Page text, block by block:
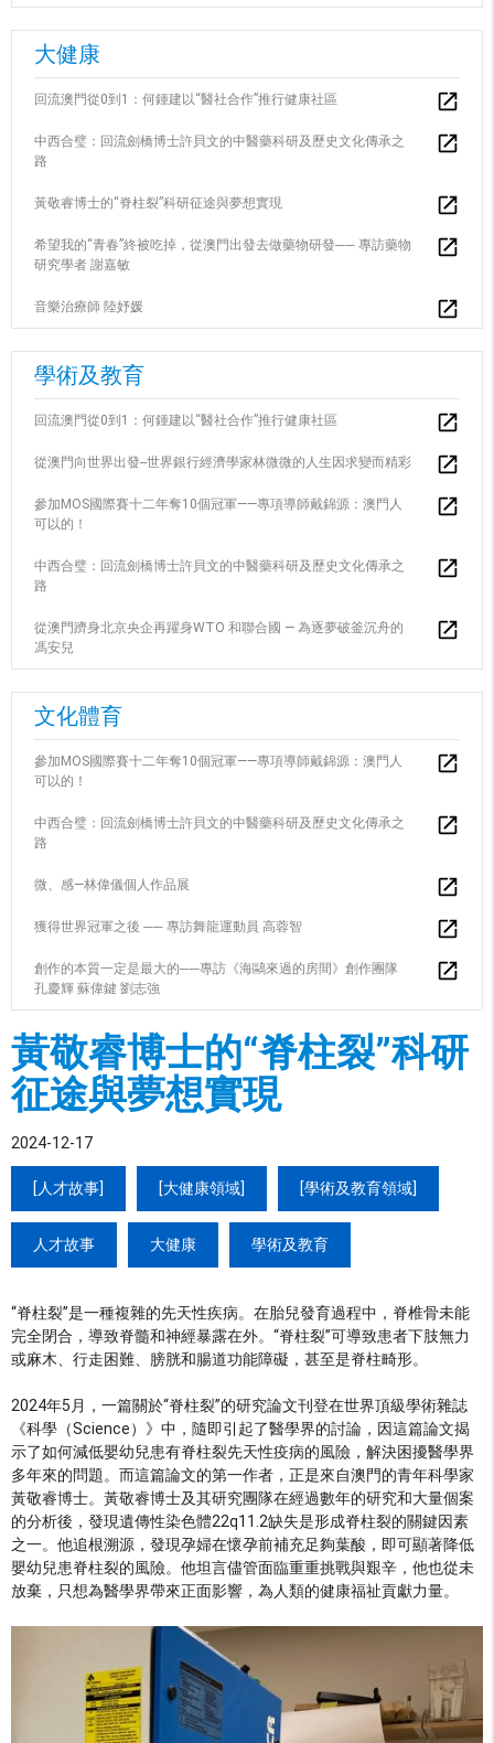
大健康
回流澳門從0到1：何鍾建以“醫社合作”推行健康社區
中西合璧：回流劍橋博士許貝文的中醫藥科研及歷史文化傳承之
路
黃敬睿博士的“脊柱裂”科研征途與夢想實現
希望我的“青春”終被吃掉，從澳門出發去做藥物研發── 專訪藥物
研究學者 謝嘉敏
音樂治療師 陸妤媛
學術及教育
回流澳門從0到1：何鍾建以“醫社合作”推行健康社區
從澳門向世界出發--世界銀行經濟學家林微微的人生因求變而精彩
參加MOS國際賽十二年奪10個冠軍——專項導師戴錦源：澳門人
可以的！
中西合璧：回流劍橋博士許貝文的中醫藥科研及歷史文化傳承之
路
從澳門躋身北京央企再躍身WTO 和聯合國 — 為逐夢破釜沉舟的
馮安兒
文化體育
參加MOS國際賽十二年奪10個冠軍——專項導師戴錦源：澳門人
可以的！
中西合璧：回流劍橋博士許貝文的中醫藥科研及歷史文化傳承之
路
微、感—林偉儀個人作品展
獲得世界冠軍之後 ── 專訪舞龍運動員 高蓉智
創作的本質一定是最大的──專訪《海鷗來過的房間》創作團隊
孔慶輝 蘇偉鍵 劉志強
黃敬睿博士的“脊柱裂”科研
征途與夢想實現
2024-12-17
[人才故事] [大健康領域] [學術及教育領域]
人才故事 大健康 學術及教育
“脊柱裂”是一種複雜的先天性疾病。在胎兒發育過程中，脊椎骨未能
完全閉合，導致脊髓和神經暴露在外。“脊柱裂”可導致患者下肢無力
或麻木、行走困難、膀胱和腸道功能障礙，甚至是脊柱畸形。
2024年5月，一篇關於“脊柱裂”的研究論文刊登在世界頂級學術雜誌
《科學（Science）》中，隨即引起了醫學界的討論，因這篇論文揭
示了如何減低嬰幼兒患有脊柱裂先天性疫病的風險，解決困擾醫學界
多年來的問題。而這篇論文的第一作者，正是來自澳門的青年科學家
黃敬睿博士。黃敬睿博士及其研究團隊在經過數年的研究和大量個案
的分析後，發現遺傳性染色體22q11.2缺失是形成脊柱裂的關鍵因素
之一。他追根溯源，發現孕婦在懷孕前補充足夠葉酸，即可顯著降低
嬰幼兒患脊柱裂的風險。他坦言儘管面臨重重挑戰與艱辛，他也從未
放棄，只想為醫學界帶來正面影響，為人類的健康福祉貢獻力量。